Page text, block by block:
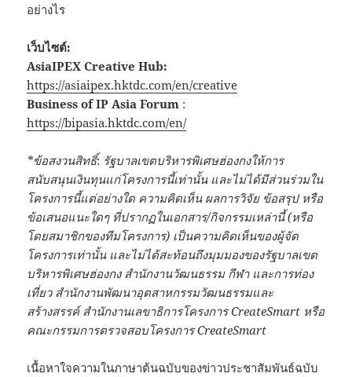
อย่างไร
เว็บไซต์:
AsiaIPEX Creative Hub:
https://asiaipex.hktdc.com/en/creative
Business of IP Asia Forum :
https://bipasia.hktdc.com/en/
*ข้อสงวนสิทธิ์: รัฐบาลเขตบริหารพิเศษฮ่องกงให้การ
สนับสนุนเงินทุนแก่โครงการนี้เท่านั้น และไม่ได้มีส่วนร่วมใน
โครงการนี้แต่อย่างใด ความคิดเห็น ผลการวิจัย ข้อสรุป หรือ
ข้อเสนอแนะใดๆ ที่ปรากฏในเอกสาร/กิจกรรมเหล่านี้(หรือ
โดยสมาชิกของทีมโครงการ) เป็นความคิดเห็นของผู้จัด
โครงการเท่านั้น และไม่ได้สะท้อนถึงมุมมองของรัฐบาลเขต
บริหารพิเศษฮ่องกง สำนักงานวัฒนธรรม กีฬา และการท่อง
เที่ยว สำนักงานพัฒนาอุตสาหกรรมวัฒนธรรมและ
สร้างสรรค์ สำนักงานเลขาธิการโครงการCreateSmart หรือ
คณะกรรมการตรวจสอบโครงการCreateSmart
เนื้อหาใจความในภาษาต้นฉบับของข่าวประชาสัมพันธ์ฉบับ